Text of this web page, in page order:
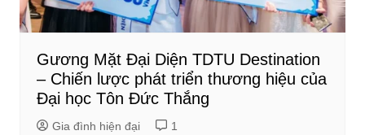
Gương Mặt Đại Diện TDTU Destination
– Chiến lược phát triển thương hiệu của
Đại học Tôn Đức Thắng
Gia đình hiện đại 1